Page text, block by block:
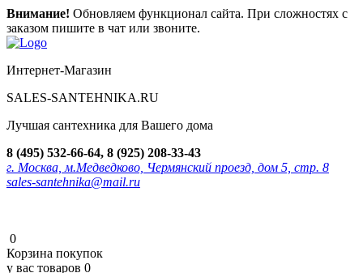
Внимание! Обновляем функционал сайта. При сложностях с
заказом пишите в чат или звоните.
Интернет-Магазин
SALES-SANTEHNIKA.RU
Лучшая сантехника для Вашего дома
8 (495) 532-66-64, 8 (925) 208-33-43
г. Москва, м.Медведково, Чермянский проезд, дом 5, стр. 8
sales-santehnika@mail.ru
0
Корзина покупок
у вас товаров 0